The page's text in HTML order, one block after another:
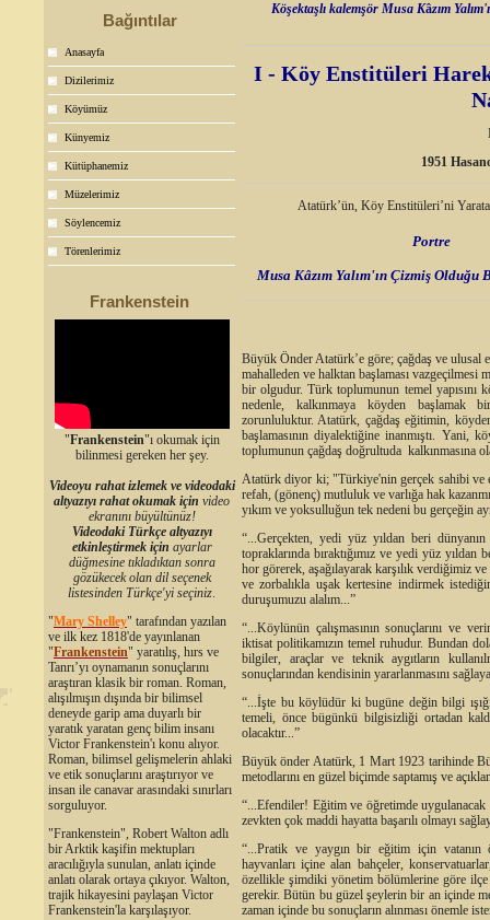
Bağıntılar
Anasayfa
Dizilerimiz
Köyümüz
Künyemiz
Kütüphanemiz
Müzelerimiz
Söylencemiz
Törenlerimiz
Frankenstein
"Frankenstein"ı okumak için
bilinmesi gereken her şey.
Videoyu rahat izlemek ve videodaki
altyazıyı rahat okumak için video
ekranını büyültünüz!
Videodaki Türkçe altyazıyı
etkinleştirmek için ayarlar
düğmesine tıkladıktan sonra
gözükecek olan dil seçenek
listesinden Türkçe'yi seçiniz.
"Mary Shelley" tarafından yazılan
ve ilk kez 1818'de yayınlanan
"Frankenstein" yaratılış, hırs ve
Tanrı’yı oynamanın sonuçlarını
araştıran klasik bir roman. Roman,
alışılmışın dışında bir bilimsel
deneyde garip ama duyarlı bir
yaratık yaratan genç bilim insanı
Victor Frankenstein'ı konu alıyor.
Roman, bilimsel gelişmelerin ahlaki
ve etik sonuçlarını araştırıyor ve
insan ile canavar arasındaki sınırları
sorguluyor.
"Frankenstein", Robert Walton adlı
bir Arktik kaşifin mektupları
aracılığıyla sunulan, anlatı içinde
anlatı olarak ortaya çıkıyor. Walton,
trajik hikayesini paylaşan Victor
Frankenstein'la karşılaşıyor.
Köşektaşlı kalemşör Musa Kâzım
I - Köy Enstitüleri
1951
Atatürk’ün, Köy Enstitüleri’ni
Portre
Musa Kâzım Yalım'ın Çizmiş Olduğu
Büyük Önder Atatürk’e göre; çağdaş ve ulusal
mahalleden ve halktan başlaması vazgeçilmesi
bir olgudur. Türk toplumunun temel yapısını
nedenle, kalkınmaya köyden
zorunluluktur. Atatürk, çağdaş eğitimin,
başlamasının diyalektiğine inanmıştı. Yani,
toplumunun çağdaş doğrultuda kalkınmasına
Atatürk diyor ki; "Türkiye'nin gerçek sahibi ve
refah, (gönenç) mutluluk ve varlığa hak
yıkım ve yoksulluğun tek nedeni bu gerçeğin
“...Gerçekten, yedi yüz yıldan beri dünyanın
topraklarında bıraktığımız ve yedi yüz
hor görerek, aşağılayarak karşılık verdiğimiz
ve zorbalıkla uşak kertesine indirmek
duruşumuzu alalım...”
“...Köylünün çalışmasının sonuçlarını ve
iktisat politikamızın temel ruhudur. Bundan
bilgiler, araçlar ve teknik aygıtların
sonuçlarından kendisinin yararlanmasını
“...İşte bu köylüdür ki bugüne değin bilgi
temeli, önce bügünkü bilgisizliği ortadan
olacaktır...”
Büyük önder Atatürk, 1 Mart 1923 tarihinde
metodlarını en güzel biçimde saptamış ve
“...Efendiler! Eğitim ve öğretimde
zevkten çok maddi hayatta başarılı olmayı
“...Pratik ve yaygın bir eğitim için vatanın
hayvanları içine alan bahçeler,
özellikle şimdiki yönetim bölümlerine göre ilçe
gerekir. Bütün bu güzel şeylerin bir an içinde
zaman içinde bu sonuçların alınması önemle